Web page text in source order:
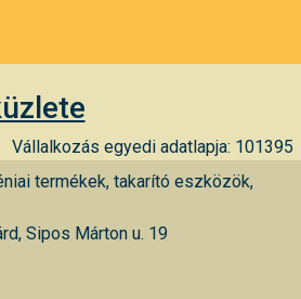
Vállalkozás egyedi adatlapja: 101395
termékek, takarító eszközök,
Sipos Márton u. 19